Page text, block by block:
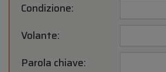
Condizione:
Volante:
Parola chiave: